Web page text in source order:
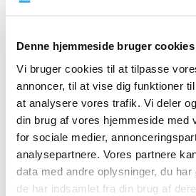
Denne hjemmeside bruger cookies
Vi bruger cookies til at tilpasse
annoncer, til at vise dig funktioner
at analysere vores trafik. Vi deler
din brug af vores hjemmeside med
for sociale medier,
analysepartnere. Vores partnere
data med andre oplysninger, du
de har indsamlet fra din brug af
Lægemiddelstyrelsen (LMST) har
menstruationsforstyrrelser.
sig på alle de godkendte COVID-19
Indberetningerne fordeler sig både
fertile alder og kvinder i
I Danmark er 1.958.929 kvinder per
færdigvaccinerede mod COVID-19,
påbegyndt vaccination. Antallet af
vedrører
som værende lavt set i forhold til